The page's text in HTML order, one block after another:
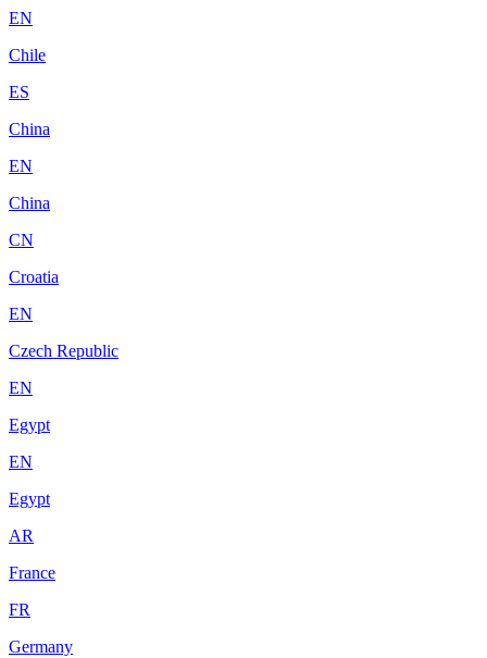
EN
Chile
ES
China
EN
China
CN
Croatia
EN
Czech Republic
EN
Egypt
EN
Egypt
AR
France
FR
Germany